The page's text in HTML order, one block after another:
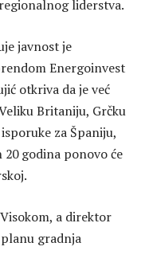
liderstva.
javnost je
Energoinvest
otkriva da je već
Britaniju, Grčku
za Španiju,
godina ponovo će
a direktor
gradnja